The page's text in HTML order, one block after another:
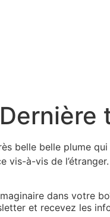
belle belle plume
vis-à-vis de
dans votre
et recevez les